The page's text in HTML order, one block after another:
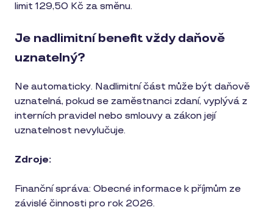
limit 129,50 Kč za směnu.
Je nadlimitní benefit vždy daňově
uznatelný?
Ne automaticky. Nadlimitní část může být daňově
uznatelná, pokud se zaměstnanci zdaní, vyplývá z
interních pravidel nebo smlouvy a zákon její
uznatelnost nevylučuje.
Zdroje:
Finanční správa: Obecné informace k příjmům ze
závislé činnosti pro rok 2026.